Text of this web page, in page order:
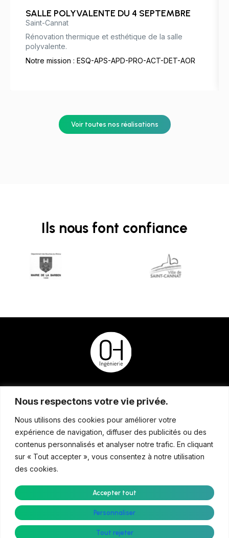
Nous respectons votre vie privée.
Nous utilisons des cookies pour améliorer votre
expérience de navigation, diffuser des publicités ou des
contenus personnalisés et analyser notre trafic. En cliquant
sur « Tout accepter », vous consentez à notre utilisation
des cookies.
Personnaliser
Tout rejeter
Accepter tout
SALLE POLYVALENTE DU 4 SEPTEMBRE
Saint-Cannat
Rénovation thermique et esthétique de la salle
polyvalente.
Notre mission : ESQ-APS-APD-PRO-ACT-DET-AOR
Voir toutes nos réalisations
Ils nous font confiance
Conception et réalisation
Nos réalisations
ZAC de la Gandonne, Salon de Provence
emaurel@ohingenierie.fr
Lundi au vendredi. 9h-12h, 14h-18h
Copyright © 2026 OH Ingénierie
Politique de confidentialité